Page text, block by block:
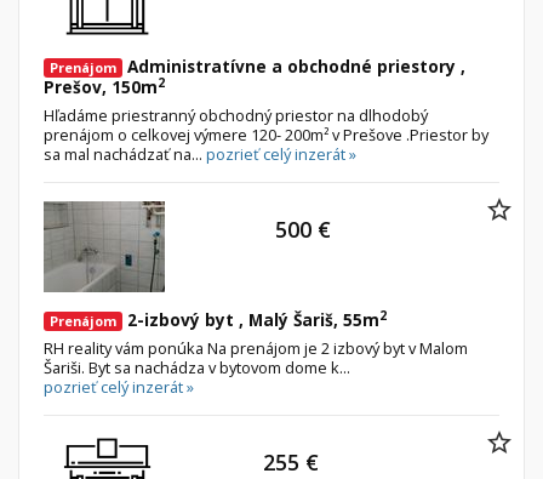
Prenájom Administratívne a obchodné priestory ,
Prešov, 150m2
Hľadáme priestranný obchodný priestor na dlhodobý
prenájom o celkovej výmere 120- 200m² v Prešove .Priestor by
sa mal nachádzať na... pozrieť celý inzerát »
Prenájom 2-izbový byt , Malý Šariš, 55m2
RH reality vám ponúka Na prenájom je 2 izbový byt v Malom
Šariši. Byt sa nachádza v bytovom dome k...
pozrieť celý inzerát »
500 €
255 €